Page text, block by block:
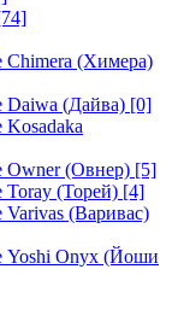
(Химера)
Daiwa (Дайва) [0]
Owner (Овнер) [5]
(Торей) [4]
(Варивас)
Yoshi Onyx (Йоши